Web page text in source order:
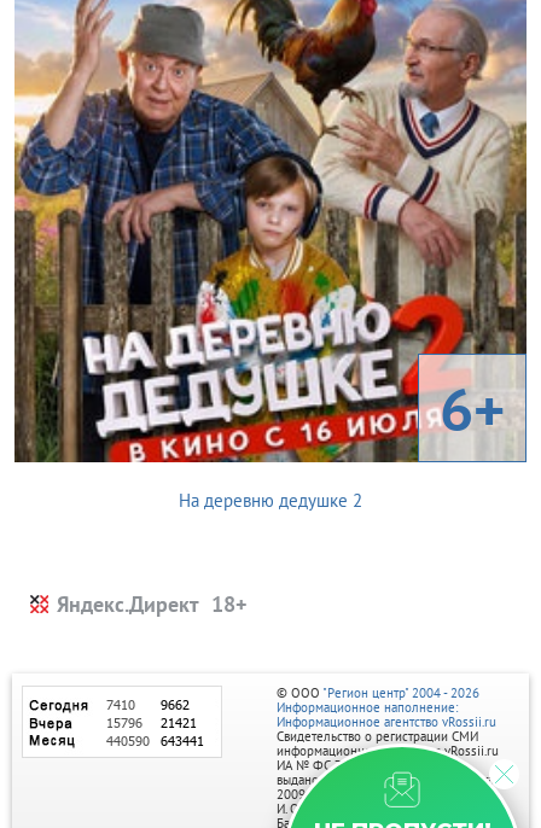
6+
На деревню дедушке 2
Яндекс.Директ
© ООО "Регион центр" 2004 - 2026
Информационное наполнение:
Информационное агентство vRossii.ru
Свидетельство о регистрации СМИ
информационного агентства vRossii.ru
ИА № ФС 77‑35502
выдано РОСКОМНАДЗОРом 04 марта
2009г.
И. О. Главного редактора Нарыков А. Н.
Баннеры на портале размещаются на